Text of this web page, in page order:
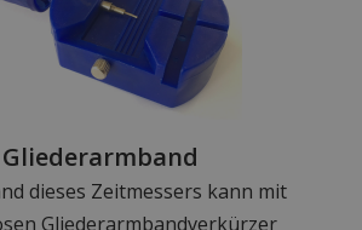
dieses Zeitmessers kann mit
Gliederarmbandverkürzer